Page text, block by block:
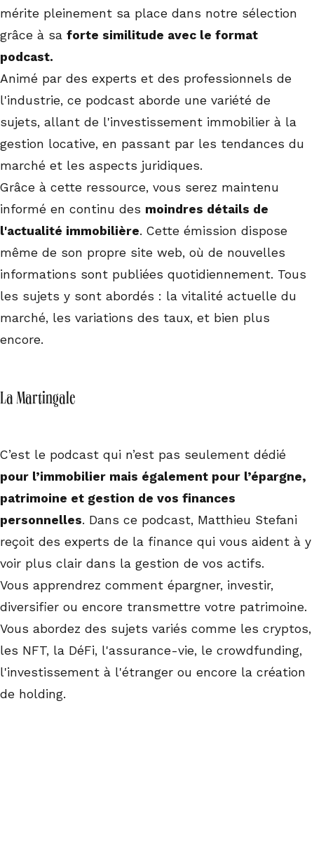
mérite pleinement sa place dans notre sélection
grâce à sa forte similitude avec le format
podcast.
Animé par des experts et des professionnels de
l'industrie, ce podcast aborde une variété de
sujets, allant de l'investissement immobilier à la
gestion locative, en passant par les tendances du
marché et les aspects juridiques.
Grâce à cette ressource, vous serez maintenu
informé en continu des moindres détails de
l'actualité immobilière. Cette émission dispose
même de son propre site web, où de nouvelles
informations sont publiées quotidiennement. Tous
les sujets y sont abordés : la vitalité actuelle du
marché, les variations des taux, et bien plus
encore.
La Martingale
C’est le podcast qui n’est pas seulement dédié
pour l’immobilier mais également pour l’épargne,
patrimoine et gestion de vos finances
personnelles. Dans ce podcast, Matthieu Stefani
reçoit des experts de la finance qui vous aident à y
voir plus clair dans la gestion de vos actifs.
Vous apprendrez comment épargner, investir,
diversifier ou encore transmettre votre patrimoine.
Vous abordez des sujets variés comme les cryptos,
les NFT, la DéFi, l'assurance-vie, le crowdfunding,
l'investissement à l'étranger ou encore la création
de holding.